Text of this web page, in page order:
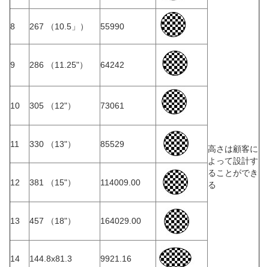
高さは顧客に
よって設計す
ることができ
る
8 267 （10.5」） 55990
9 286 （11.25"） 64242
10 305 （12"） 73061
11 330 （13"） 85529
12 381 （15"） 114009.00
13 457 （18"） 164029.00
14 144.8x81.3 9921.16